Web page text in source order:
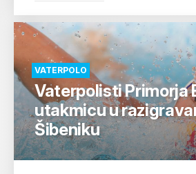
VATERPOLO
Vaterpolisti Primorja
utakmicu u
Šibeniku